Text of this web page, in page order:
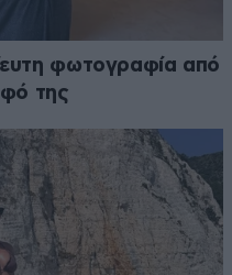
φωτογραφία από
της